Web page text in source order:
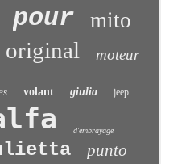
pour mito
original moteur
volant giulia jeep
d'embrayage
punto